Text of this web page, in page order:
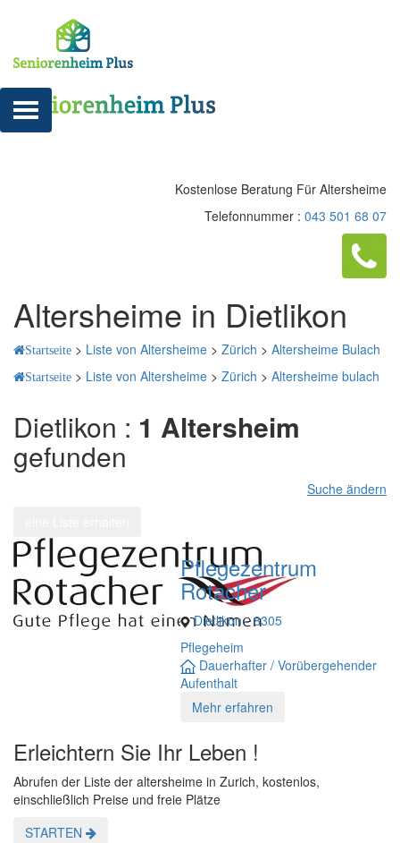
Kostenlose Beratung Für Altersheime
Telefonnummer : 043 501 68 07
Altersheime in Dietlikon
Startseite > Liste von Altersheime > Zürich > Altersheime Bulach
Startseite > Liste von Altersheime > Zürich > Altersheime bulach
Dietlikon : 1 Altersheim
gefunden
Suche ändern
Pflegezentrum
Rotacher
Dietlikon - 8305
Pflegeheim
Dauerhafter / Vorübergehender
Aufenthalt
Mehr erfahren
Erleichtern Sie Ihr Leben !
Abrufen der Liste der altersheime in Zurich, kostenlos,
einschließlich Preise und freie Plätze
STARTEN